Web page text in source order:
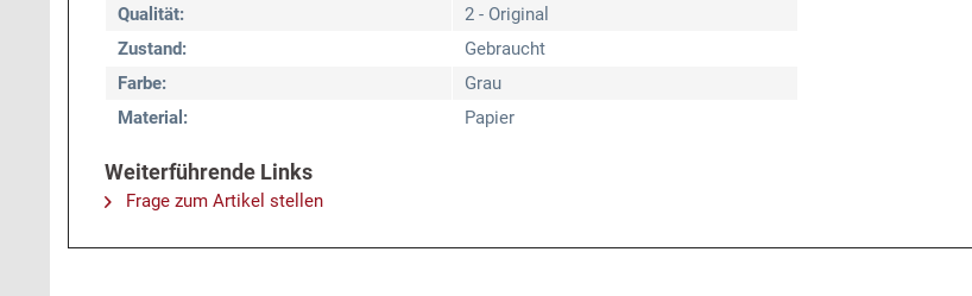
Qualität:
2 - Original
Zustand:
Gebraucht
Farbe:
Grau
Material:
Papier
Weiterführende Links
Frage zum Artikel stellen